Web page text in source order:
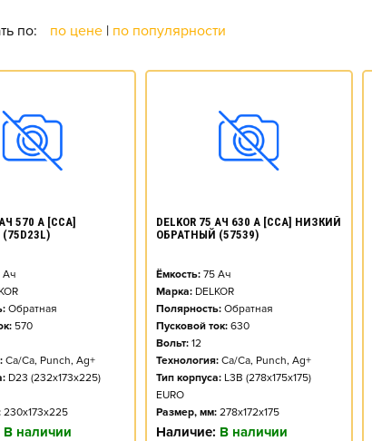
по: по цене | по популярности
570 А [CCA]
Ач
Обратная
570
Ca/Ca, Punch, Ag+
D23 (232x173x225)
230x173x225
В наличии
DELKOR 75 АЧ 630 А [CCA] НИЗКИЙ
ОБРАТНЫЙ (57539)
Ёмкость: 75 Ач
Марка: DELKOR
Полярность: Обратная
Пусковой ток: 630
Вольт: 12
Технология: Ca/Ca, Punch, Ag+
Тип корпуса: L3B (278x175x175)
EURO
Размер, мм: 278x172x175
Наличие: В наличии